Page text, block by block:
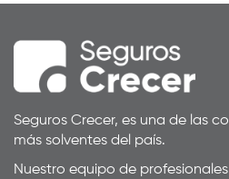
Seguros Crecer, es una de las
más solventes del país.
Nuestro equipo de